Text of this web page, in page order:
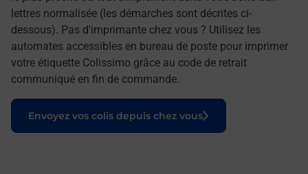
lettres normalisée (les démarches sont décrites ci-
dessous). Pas d'imprimante chez vous ? Utilisez les
automates accessibles en bureau de poste pour imprimer
votre étiquette Colissimo grâce au code de retrait
communiqué en fin de commande.
Envoyez vos colis depuis chez vous
Le lien s'ouvre dans un nouvel onglet